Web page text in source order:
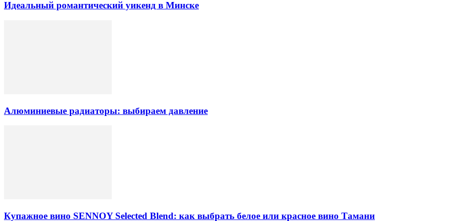
Идеальный романтический уикенд в Минске
Алюминиевые радиаторы: выбираем давление
Купажное вино SENNOY Selected Blend: как выбрать белое или красное вино Тамани